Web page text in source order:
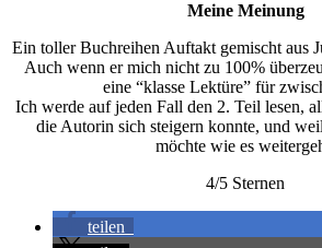
Meine Meinung
Ein toller Buchreihen Auftakt gemischt aus
Auch wenn er mich nicht zu 100%
eine “klasse Lektüre” für
Ich werde auf jeden Fall den 2. Teil lesen,
die Autorin sich steigern konnte, und
möchte wie es
4/5 Sternen
teilen